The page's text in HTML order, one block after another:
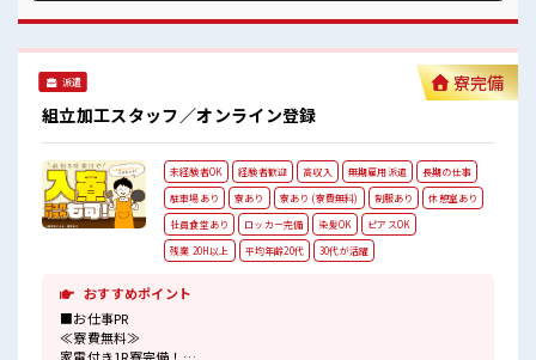
ツヤク中》 キレイ&空調完備でカイテキな職場環境☆ 近くに
コンビニがあるので便利♪ 無料駐車場があるのでマイカー通
派遣
組立加工スタッフ／オンライン登録
寮完備
未経験者OK 経験者歓迎 高収入 無期雇用派遣
長期の仕事
駐車場あり
寮あり 寮あり (寮費無料) 制服あり
休憩室あり
社員食堂あり
ロッカー完備 染髪OK
ピアスOK
残業 20H以上
平均年齢20代 30代が活躍
おすすめポイント
■お仕事PR
≪寮費無料≫